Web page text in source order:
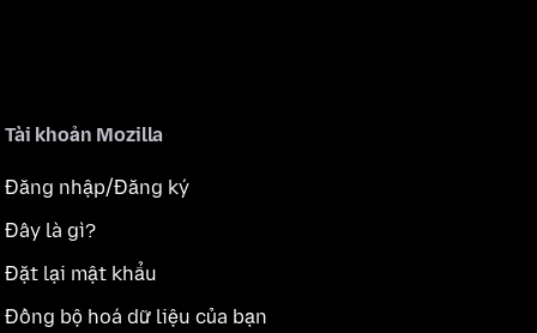
Tài khoản Mozilla
Đăng nhập/Đăng ký
Đây là gì?
Đặt lại mật khẩu
Đồng bộ hoá dữ liệu của bạn